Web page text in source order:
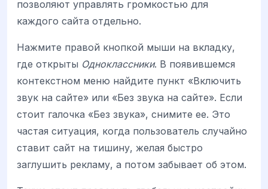
позволяют управлять громкостью для
каждого сайта отдельно.
Нажмите правой кнопкой мыши на вкладку,
где открыты Одноклассники. В появившемся
контекстном меню найдите пункт «Включить
звук на сайте» или «Без звука на сайте». Если
стоит галочка «Без звука», снимите ее. Это
частая ситуация, когда пользователь случайно
ставит сайт на тишину, желая быстро
заглушить рекламу, а потом забывает об этом.